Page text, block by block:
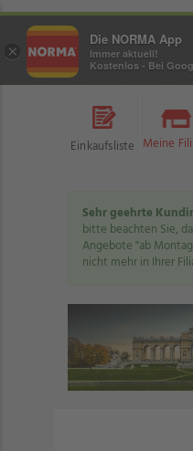
Einkaufsliste Meine
Sehr geehrte
bitte beachten Sie,
Angebote "ab
nicht mehr in Ihrer
×
Die NORMA App
Immer aktuell!
Kostenlos - Bei